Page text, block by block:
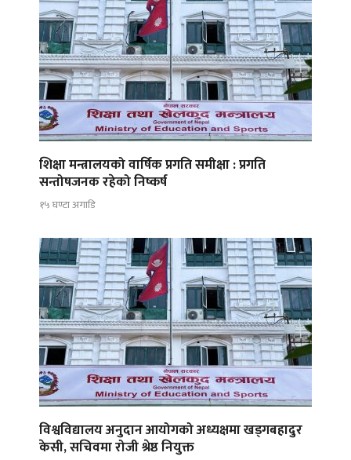
शिक्षा मन्त्रालयको वार्षिक प्रगति समीक्षा : प्रगति
सन्तोषजनक रहेको निष्कर्ष
१५ घण्टा अगाडि
विश्वविद्यालय अनुदान आयोगको अध्यक्षमा खड्गबहादुर
केसी, सचिवमा रोजी श्रेष्ठ नियुक्त